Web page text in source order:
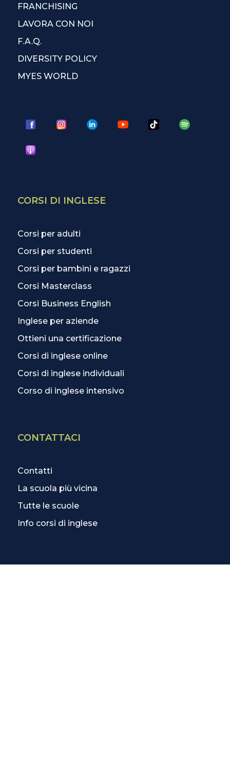
FRANCHISING
LAVORA CON NOI
F.A.Q.
DIVERSITY POLICY
MYES WORLD
CORSI DI INGLESE
Corsi per adulti
Corsi per studenti
Corsi per bambini e ragazzi
Corsi Masterclass
Corsi Business English
Inglese per aziende
Ottieni una certificazione
Corsi di inglese online
Corsi di inglese individuali
Corso di inglese intensivo
CONTATTACI
Contatti
La scuola più vicina
Tutte le scuole
Info corsi di inglese